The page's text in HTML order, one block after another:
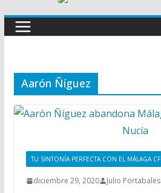
Aarón Ñíguez
TU SINTONÍA PERFECTA CON EL MÁLAGA CF
diciembre 29, 2020 Julio Portabales